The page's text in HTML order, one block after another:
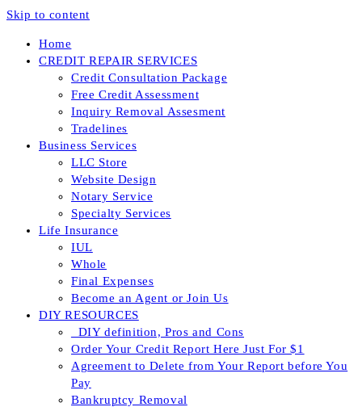
Skip to content
Home
CREDIT REPAIR SERVICES
Credit Consultation Package
Free Credit Assessment
Inquiry Removal Assesment
Tradelines
Business Services
LLC Store
Website Design
Notary Service
Specialty Services
Life Insurance
IUL
Whole
Final Expenses
Become an Agent or Join Us
DIY RESOURCES
_DIY definition, Pros and Cons
Order Your Credit Report Here Just For $1
Agreement to Delete from Your Report before You
Pay
Bankruptcy Removal